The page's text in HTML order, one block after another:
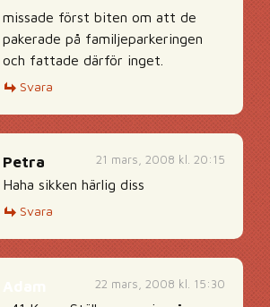
missade först biten om att de
pakerade på familjeparkeringen
och fattade därför inget.
Svara
21 mars, 2008 kl. 20:15
Petra
Haha sikken härlig diss
Svara
22 mars, 2008 kl. 15:30